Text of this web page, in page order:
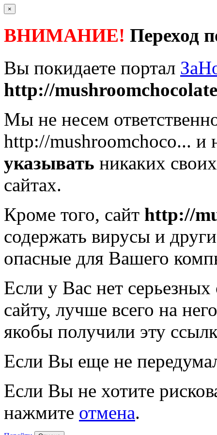
×
ВНИМАНИЕ! Переход
Вы покидаете портал
http://
Мы не несем
http://mushroomchoco... и
указывать никаких
сайтах.
Кроме того, сайт http://
содержать вирусы и
опасные для Вашего
Если у Вас нет
сайту, лучше всего на
якобы получили эту
Если Вы еще не
Если Вы не хотите
нажмите отмена.